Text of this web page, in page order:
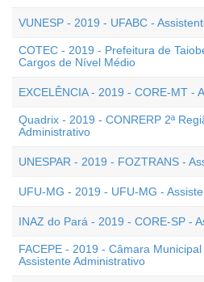
VUNESP - 2019 - UFABC -
COTEC - 2019 - Prefeitura de
Cargos de Nível Médio
EXCELÊNCIA - 2019 - CORE-MT -
Quadrix - 2019 - CONRERP 2ª
Administrativo
UNESPAR - 2019 - FOZTRANS -
UFU-MG - 2019 - UFU-MG -
INAZ do Pará - 2019 - CORE-SP -
FACEPE - 2019 - Câmara
Assistente Administrativo